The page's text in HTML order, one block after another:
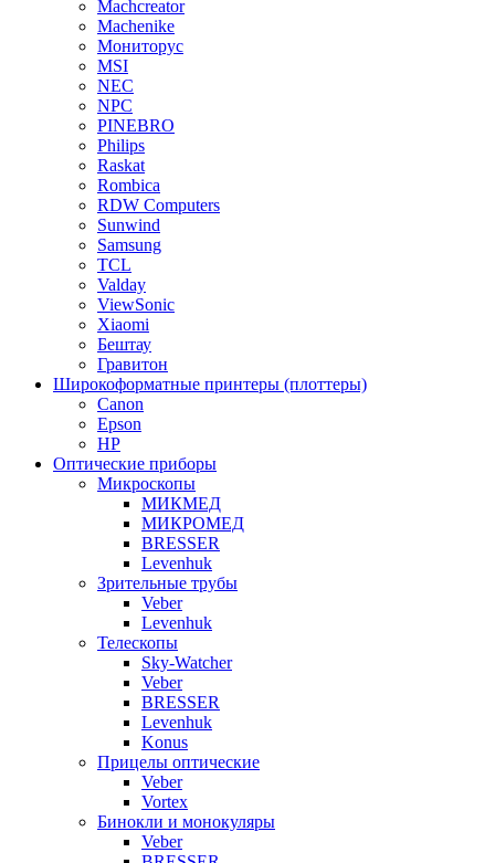
Machcreator
Machenike
Мониторус
MSI
NEC
NPC
PINEBRO
Philips
Raskat
Rombica
RDW Computers
Sunwind
Samsung
TCL
Valday
ViewSonic
Xiaomi
Бештау
Гравитон
Широкоформатные принтеры (плоттеры)
Canon
Epson
HP
Оптические приборы
Микроскопы
МИКМЕД
МИКРОМЕД
BRESSER
Levenhuk
Зрительные трубы
Veber
Levenhuk
Телескопы
Sky-Watcher
Veber
BRESSER
Levenhuk
Konus
Прицелы оптические
Veber
Vortex
Бинокли и монокуляры
Veber